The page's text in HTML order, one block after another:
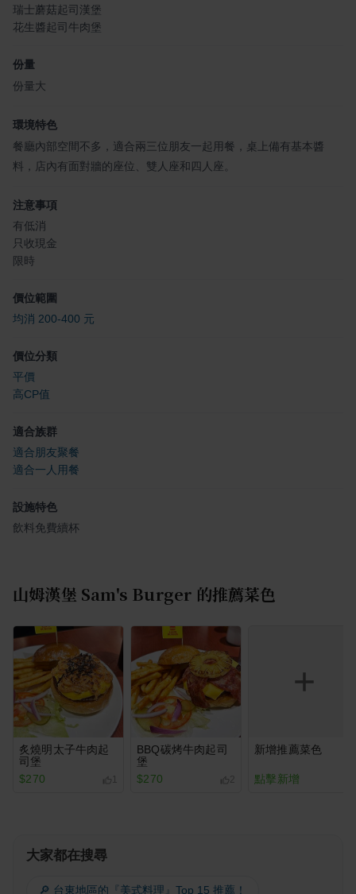
瑞士蘑菇起司漢堡
花生醬起司牛肉堡
份量
份量大
環境特色
餐廳內部空間不多，適合兩三位朋友一起用餐，桌上備有基本醬
料，店內有面對牆的座位、雙人座和四人座。
注意事項
有低消
只收現金
限時
價位範圍
均消 200-400 元
價位分類
平價
高CP值
適合族群
適合朋友聚餐
適合一人用餐
設施特色
飲料免費續杯
山姆漢堡 Sam's Burger 的推薦菜色
炙燒明太子牛肉起
司堡
$270
BBQ碳烤牛肉起司
堡
$270
2
新增推薦菜色
點擊新增
大家都在搜尋
🔎 台東地區的『美式料理』Top 15 推薦！